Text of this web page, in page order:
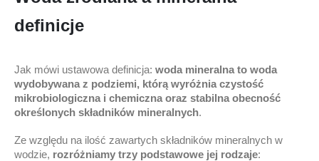
definicje
Jak mówi ustawowa definicja: woda mineralna to woda
wydobywana z podziemi, którą wyróżnia czystość
mikrobiologiczna i chemiczna oraz stabilna obecność
określonych składników mineralnych.
Ze względu na ilość zawartych składników mineralnych w
wodzie, rozróżniamy trzy podstawowe jej rodzaje: